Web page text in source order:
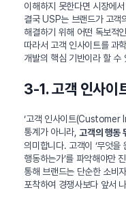
이해하지 못한다면 시장에
결국 USP는 브랜드가 고객
해결하기 위해 어떤 독보적
따라서 고객 인사이트를 과
개발의 핵심 기반이라 할 수
3-1. 고객 인사이
‘고객 인사이트(Customer
통계가 아니라,고객의 행동
의미합니다. 고객이 ‘무엇을
행동하는가’를 파악해야만
통해 브랜드는 단순한 소비
포착하여 경쟁사보다 앞서